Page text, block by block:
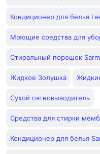
Кондиционер для белья
Моющие средства для
Стиральный порошок
Жидкое Золушка
Сухой пятновыводитель
Средства для стирки
Кондиционер для белья